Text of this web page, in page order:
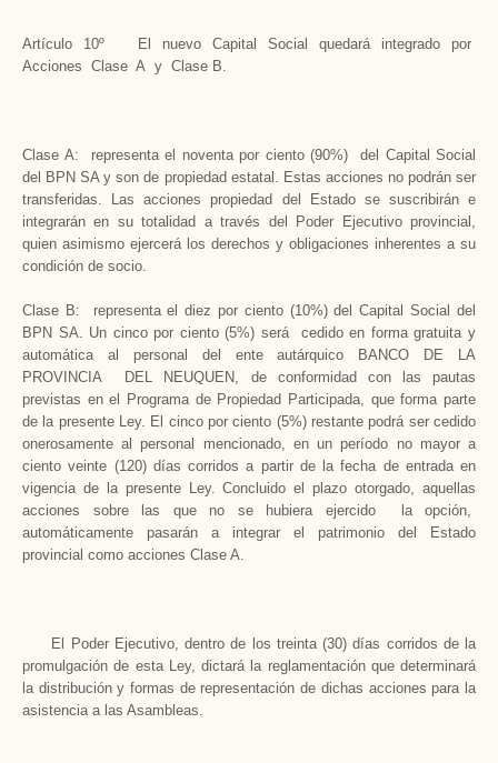
Artículo 10º El nuevo Capital Social quedará integrado por
Acciones Clase A y Clase B.
Clase A: representa el noventa por ciento (90%) del Capital Social
del BPN SA y son de propiedad estatal. Estas acciones no podrán ser
transferidas. Las acciones propiedad del Estado se suscribirán e
integrarán en su totalidad a través del Poder Ejecutivo provincial,
quien asimismo ejercerá los derechos y obligaciones inherentes a su
condición de socio.
Clase B: representa el diez por ciento (10%) del Capital Social del
BPN SA. Un cinco por ciento (5%) será cedido en forma gratuita y
automática al personal del ente autárquico BANCO DE LA
PROVINCIA DEL NEUQUEN, de conformidad con las pautas
previstas en el Programa de Propiedad Participada, que forma parte
de la presente Ley. El cinco por ciento (5%) restante podrá ser cedido
onerosamente al personal mencionado, en un período no mayor a
ciento veinte (120) días corridos a partir de la fecha de entrada en
vigencia de la presente Ley. Concluido el plazo otorgado, aquellas
acciones sobre las que no se hubiera ejercido la opción,
automáticamente pasarán a integrar el patrimonio del Estado
provincial como acciones Clase A.
El Poder Ejecutivo, dentro de los treinta (30) días corridos de la
promulgación de esta Ley, dictará la reglamentación que determinará
la distribución y formas de representación de dichas acciones para la
asistencia a las Asambleas.